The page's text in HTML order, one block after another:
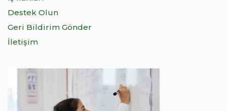
Destek Olun
Geri Bildirim Gönder
İletişim